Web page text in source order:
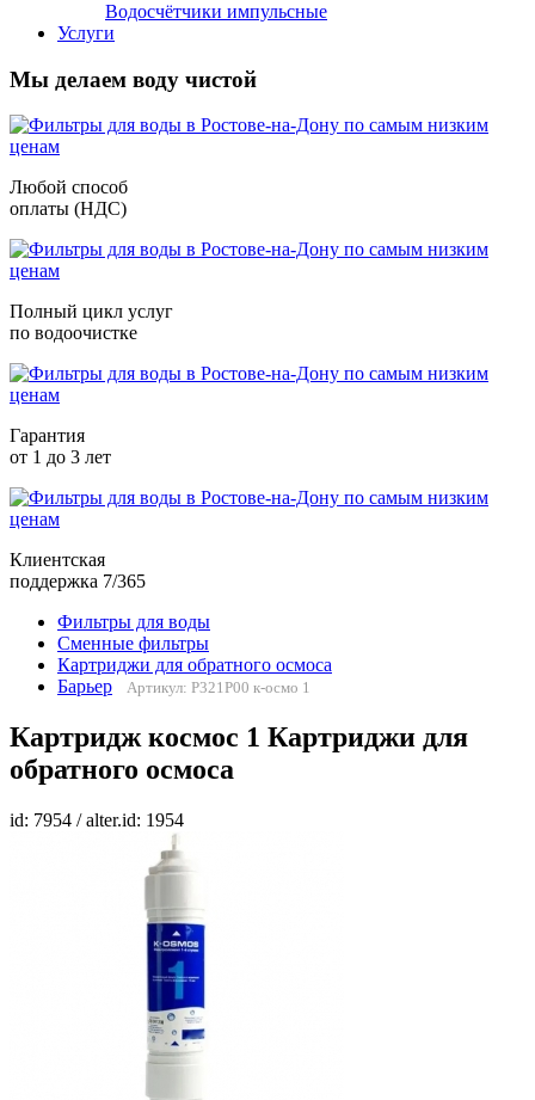
Водосчётчики импульсные
Услуги
Мы делаем воду чистой
Любой способ
оплаты (НДС)
Полный цикл услуг
по водоочистке
Гарантия
от 1 до 3 лет
Клиентская
поддержка 7/365
Фильтры для воды
Сменные фильтры
Картриджи для обратного осмоса
Барьер
Артикул: Р321Р00 к-осмо 1
Картридж космос 1 Картриджи для
обратного осмоса
id: 7954 / alter.id: 1954